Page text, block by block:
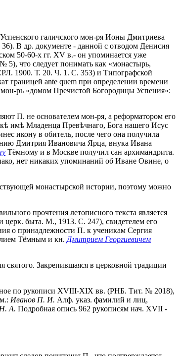
галичского мон-ря Ионы Дмитриева
В др. документе - данной с отводом Денисия
50-60-х гг. XV в.- он упоминается уже
5), что следует понимать как «монастырь,
1900. Т. 20. Ч. 1. С. 353) и Типографской
границей ante quem при определении времени
рь «домом Пречистой Богородицы Успения»:
П. не основателем мон-ря, а реформатором его
имѣ Младенца Превѣчнаго, Бога нашего Исус
икону в обитель, после чего она получила
Дмитрия Ивановича Ярца, внука Ивана
Тёмному и в Москве получил сан архимандрита.
нет никаких упоминаний об Иване Овине, о
монастырской истории, поэтому можно
прочтения летописного текста является
церк. быта. М., 1913. С. 247), свидетелем его
о принадлежности П. к ученикам Сергия
Тёмным и кн. Дмитрием Георгиевичем
Закрепившаяся в церковной традиции
по рукописи XVIII-XIX вв. (РНБ. Тит. № 2018),
Иванов П. И. Алф. указ. фамилий и лиц,
А. Подробная опись 962 рукописям нач. XVII -